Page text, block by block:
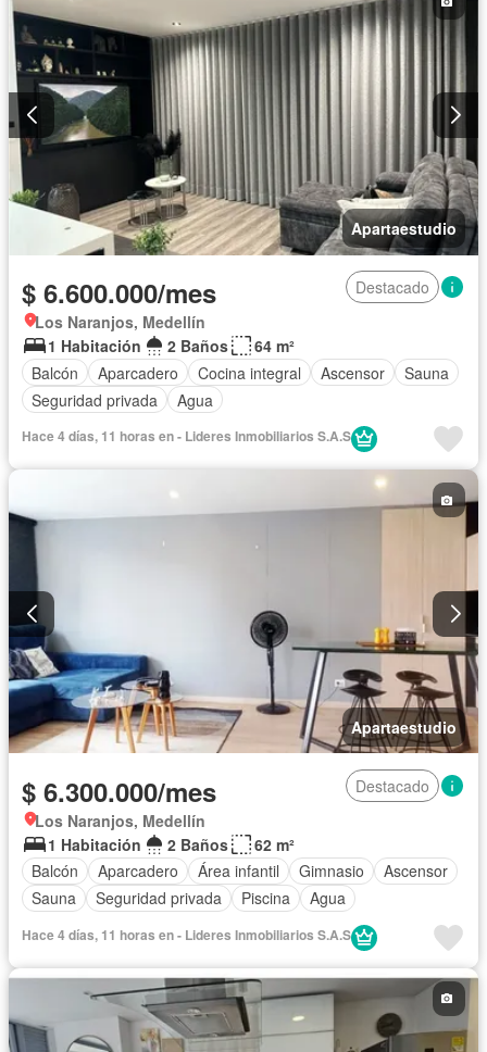
Apartaestudio
$ 6.600.000/mes
Destacado
Los Naranjos, Medellín
1 Habitación
2 Baños
64 m²
Balcón
Aparcadero Cocina integral Ascensor
Sauna
Seguridad privada
Agua
Hace 4 días, 11 horas en - Lideres Inmobiliarios S.A.S
Apartaestudio
$ 6.300.000/mes
Destacado
Los Naranjos, Medellín
1 Habitación
2 Baños
62 m²
Balcón
Aparcadero Área infantil Gimnasio
Ascensor
Sauna
Seguridad privada Piscina Agua
Hace 4 días, 11 horas en - Lideres Inmobiliarios S.A.S